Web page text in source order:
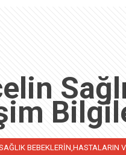
BEBEKLERIN,HASTALARIN